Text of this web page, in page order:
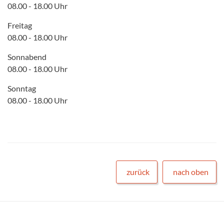
08.00 - 18.00 Uhr
Freitag
08.00 - 18.00 Uhr
Sonnabend
08.00 - 18.00 Uhr
Sonntag
08.00 - 18.00 Uhr
zurück nach oben